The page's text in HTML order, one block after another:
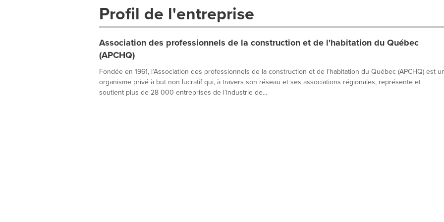
Profil de l'entreprise
Association des professionnels de la construction et de l'habitation du Québec
(APCHQ)
Fondée en 1961, l’Association des professionnels de la construction et de l’habitation du Québec (APCHQ) est
organisme privé à but non lucratif qui, à travers son réseau et ses associations régionales, représente et
soutient plus de 28 000 entreprises de l’industrie de...